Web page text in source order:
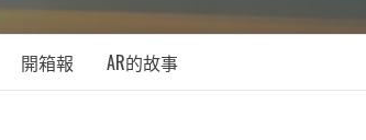
開箱報 AR的故事